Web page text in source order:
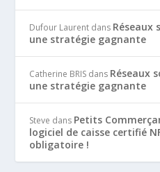
Dufour Laurent dans Réseaux
une stratégie gagnante
Catherine BRIS dans Réseaux
une stratégie gagnante
Steve dans Petits
logiciel de caisse certifié
obligatoire !